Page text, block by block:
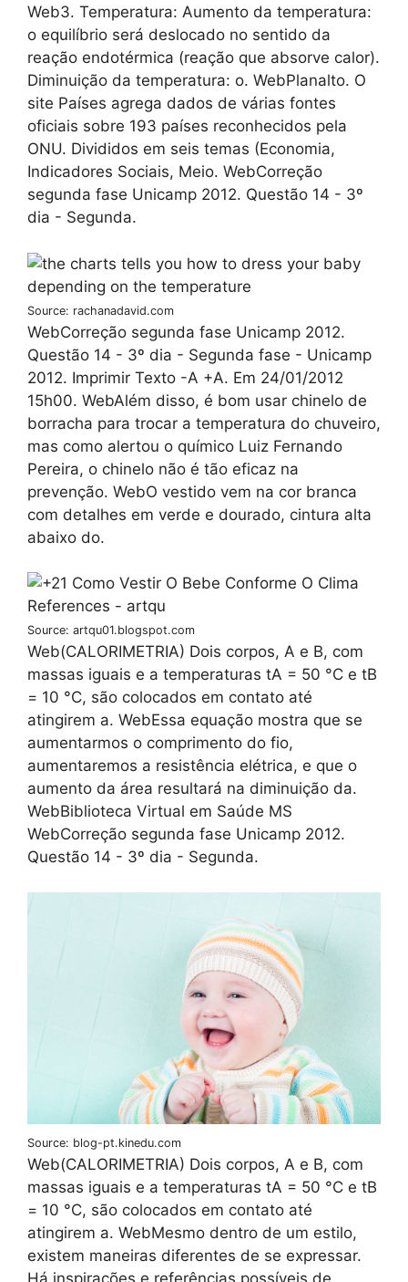
Web3. Temperatura: Aumento da temperatura:
o equilíbrio será deslocado no sentido da
reação endotérmica (reação que absorve calor).
Diminuição da temperatura: o. WebPlanalto. O
site Países agrega dados de várias fontes
oficiais sobre 193 países reconhecidos pela
ONU. Divididos em seis temas (Economia,
Indicadores Sociais, Meio. WebCorreção
segunda fase Unicamp 2012. Questão 14 - 3º
dia - Segunda.
Source: rachanadavid.com
WebCorreção segunda fase Unicamp 2012.
Questão 14 - 3º dia - Segunda fase - Unicamp
2012. Imprimir Texto -A +A. Em 24/01/2012
15h00. WebAlém disso, é bom usar chinelo de
borracha para trocar a temperatura do chuveiro,
mas como alertou o químico Luiz Fernando
Pereira, o chinelo não é tão eficaz na
prevenção. WebO vestido vem na cor branca
com detalhes em verde e dourado, cintura alta
abaixo do.
Source: artqu01.blogspot.com
Web(CALORIMETRIA) Dois corpos, A e B, com
massas iguais e a temperaturas tA = 50 °C e tB
= 10 °C, são colocados em contato até
atingirem a. WebEssa equação mostra que se
aumentarmos o comprimento do fio,
aumentaremos a resistência elétrica, e que o
aumento da área resultará na diminuição da.
WebBiblioteca Virtual em Saúde MS
WebCorreção segunda fase Unicamp 2012.
Questão 14 - 3º dia - Segunda.
Source: blog-pt.kinedu.com
Web(CALORIMETRIA) Dois corpos, A e B, com
massas iguais e a temperaturas tA = 50 °C e tB
= 10 °C, são colocados em contato até
atingirem a. WebMesmo dentro de um estilo,
existem maneiras diferentes de se expressar.
Há inspirações e referências possíveis de